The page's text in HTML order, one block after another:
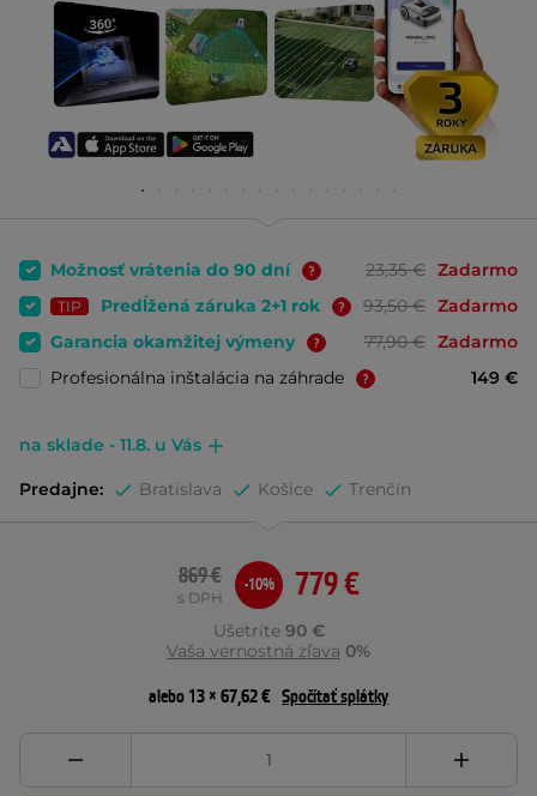
Možnosť vrátenia do 90 dní 23,35 € Zadarmo
TIP Predĺžená záruka 2+1 rok 93,50 € Zadarmo
Garancia okamžitej výmeny
77,90 € Zadarmo
Profesionálna inštalácia na záhrade
149 €
na sklade - 11.8. u Vás
Predajne: Bratislava Košice Trenčín
779 €
869 €
s DPH
-10%
Ušetríte 90 €
Vaša vernostná zľava 0%
alebo 13 × 67,62 € Spočítať splátky